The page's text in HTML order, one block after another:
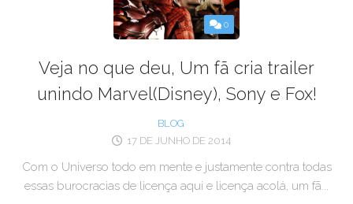
0
Veja no que deu, Um fã cria trailer
unindo Marvel(Disney), Sony e Fox!
BLOG
17 DE JUNHO DE 2014
Com o Universo todo em mente e justamente contra todas
essas burocracias de licença aqui e licença acolá, um fã...